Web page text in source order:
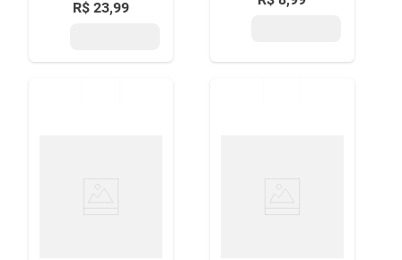
pé canforado
R$ 23,99